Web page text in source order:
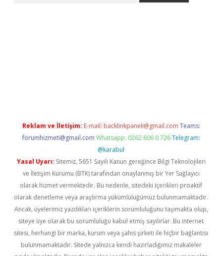
Reklam ve İletişim: E-mail: backlinkpaneli@gmail.com Teams:
forumhizmeti@gmail.com Whatsapp: 0262 606 0 726 Telegram:
@karabul
Yasal Uyarı: Sitemiz, 5651 Sayılı Kanun gereğince Bilgi Teknolojileri
ve İletişim Kurumu (BTK) tarafından onaylanmış bir Yer Sağlayıcı
olarak hizmet vermektedir. Bu nedenle, sitedeki içerikleri proaktif
olarak denetleme veya araştırma yükümlülüğümüz bulunmamaktadır.
Ancak, üyelerimiz yazdıkları içeriklerin sorumluluğunu taşımakta olup,
siteye üye olarak bu sorumluluğu kabul etmiş sayılırlar. Bu internet
sitesi, herhangi bir marka, kurum veya şahıs şirketi ile hiçbir bağlantısı
bulunmamaktadır. Sitede yalnızca kendi hazırladığımız makaleler